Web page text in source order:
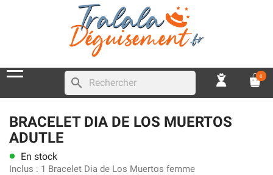
search 0
BRACELET DIA DE LOS MUERTOS
ADUTLE
lens En stock
Inclus : 1 Bracelet Dia de Los Muertos femme